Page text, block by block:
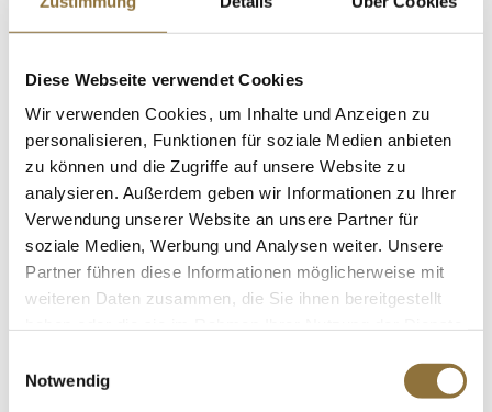
Diese Webseite verwendet Cookies
Wir verwenden Cookies, um Inhalte und Anzeigen zu
personalisieren, Funktionen für soziale Medien anbieten
zu können und die Zugriffe auf unsere Website zu
analysieren. Außerdem geben wir Informationen zu Ihrer
Verwendung unserer Website an unsere Partner für
soziale Medien, Werbung und Analysen weiter. Unsere
Partner führen diese Informationen möglicherweise mit
weiteren Daten zusammen, die Sie ihnen bereitgestellt
Notwendig
Kohlenhydrate
3 g
Eiweiß
0.2 g
Salz
< 0.1 g
LEBENSMITTELKENNZEICHNUNGEN
€ 6,66
€ 47,57/ kg
St.
Maniokfritten (Manjok Yams Cassava),
Yuca Loca, 500 g
Art.Nr.:58430